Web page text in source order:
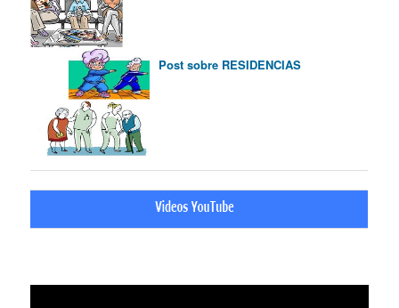
Post sobre RESIDENCIAS